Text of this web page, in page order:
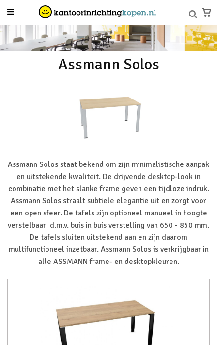
Assmann Solos
Assmann Solos staat bekend om zijn minimalistische aanpak
en uitstekende kwaliteit. De drijvende desktop-look in
combinatie met het slanke frame geven een tijdloze indruk.
Assmann Solos straalt subtiele elegantie uit en zorgt voor
een open sfeer. De tafels zijn optioneel manueel in hoogte
verstelbaar d.m.v. buis in buis verstelling van 650 - 850 mm.
De tafels sluiten uitstekend aan en zijn daarom
multifunctioneel inzetbaar. Assmann Solos is verkrijgbaar in
alle ASSMANN frame- en desktopkleuren.